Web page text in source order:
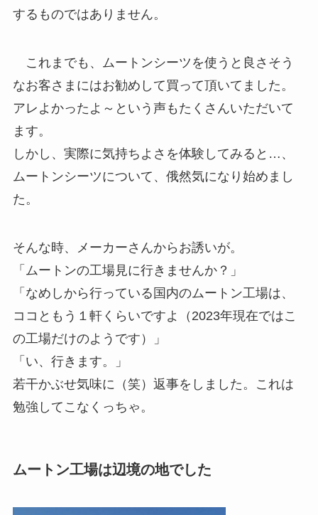
するものではありません。
これまでも、ムートンシーツを使うと良さそう
なお客さまにはお勧めして買って頂いてました。
アレよかったよ～という声もたくさんいただいて
ます。
しかし、実際に気持ちよさを体験してみると…、
ムートンシーツについて、俄然気になり始めまし
た。
そんな時、メーカーさんからお誘いが。
「ムートンの工場見に行きませんか？」
「なめしから行っている国内のムートン工場は、
ココともう１軒くらいですよ（2023年現在ではこ
の工場だけのようです）」
「い、行きます。」
若干かぶせ気味に（笑）返事をしました。これは
勉強してこなくっちゃ。
ムートン工場は辺境の地でした